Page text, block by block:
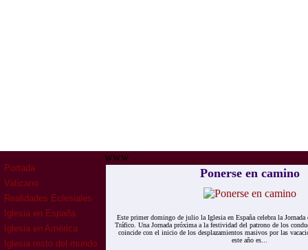
Portada
Vaticano
Realidades Eclesiales
Iglesia en España
Iglesia en América
Iglesia resto del mundo
www
Ponerse en camino
Este primer domingo de julio la Iglesia en España celebra la
Tráfico. Una Jornada próxima a la festividad del patrono de los
coincide con el inicio de los desplazamientos masivos por las
este año es...